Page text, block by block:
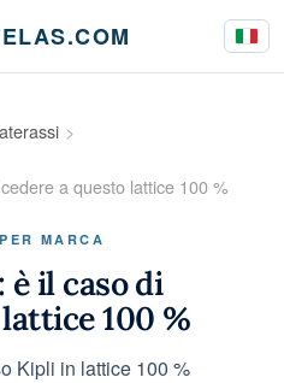
a questo lattice 100 %
MARCA
il caso di
100 %
Kipli in lattice 100 %